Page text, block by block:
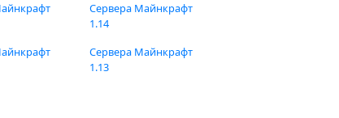
Сервера Майнкрафт
1.14
Сервера Майнкрафт
1.13